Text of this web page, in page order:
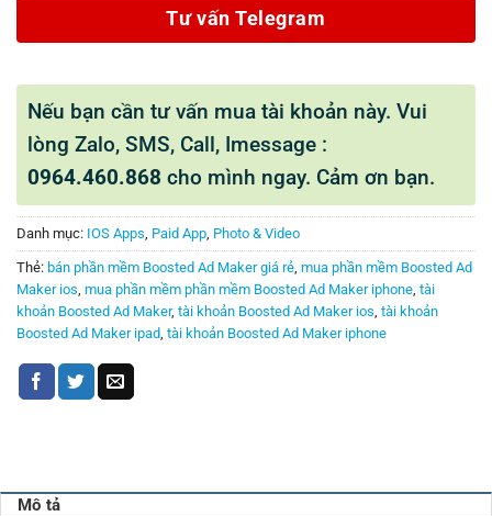
Tư vấn Telegram
Nếu bạn cần tư vấn mua tài khoản này. Vui
lòng Zalo, SMS, Call, Imessage :
0964.460.868 cho mình ngay. Cảm ơn bạn.
Danh mục: IOS Apps Paid App Photo & Video
Thẻ: bán phần mềm Boosted Ad Maker giá rẻ mua phần mềm Boosted Ad
Maker ios mua phần mềm phần mềm Boosted Ad Maker iphone tài
khoản Boosted Ad Maker, tài khoản Boosted Ad Maker ios tài khoản
Boosted Ad Maker ipad tài khoản Boosted Ad Maker iphone
Mô tả